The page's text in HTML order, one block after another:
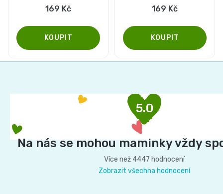
hvězdiček.
169 Kč 169 Kč
5.0
Na nás se mohou maminky vždy
Více než 4447 hodnocení
Zobrazit všechna hodnocení